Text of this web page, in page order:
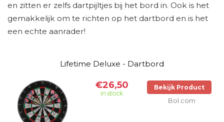
en zitten er zelfs dartpijltjes bij het bord in. Ook is het
gemakkelijk om te richten op het dartbord en is het
een echte aanrader!
Lifetime Deluxe - Dartbord
€26,50
in stock
Bekijk Product
Bol.com